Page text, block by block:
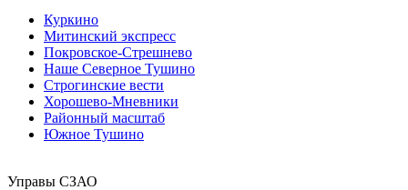
Куркино
Митинский экспресс
Покровское-Стрешнево
Наше Северное Тушино
Строгинские вести
Хорошево-Мневники
Районный масштаб
Южное Тушино
Управы СЗАО